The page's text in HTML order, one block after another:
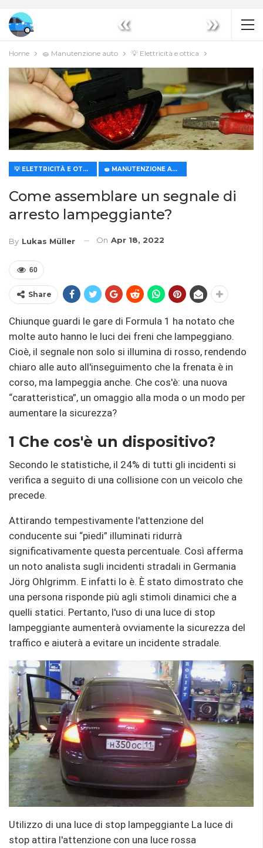
« »
Home 🧽 Manutenzione auto 💡 Elettricità e ottica
💡 ELETTRICITÀ E OTTICA 🧽 MANUTENZIONE AUTO
Come assemblare un segnale di
arresto lampeggiante?
By Lukas Müller On Apr 18, 2022
60
Share
Chiunque guardi le gare di Formula 1 ha notato che
molte auto hanno le luci dei freni che lampeggiano.
Cioè, il segnale non solo si illumina di rosso, rendendo
chiaro alle auto all'inseguimento che la frenata è in
corso, ma lampeggia anche. Che cos'è: una nuova
“caratteristica”, un omaggio alla moda o un modo per
aumentare la sicurezza?
1 Che cos'è un dispositivo?
Secondo le statistiche, il 24% di tutti gli incidenti si
verifica a seguito di una collisione con un veicolo che
precede.
Attirando tempestivamente l'attenzione del
conducente sui “piedi” illuminati ridurrà
significativamente questa percentuale. Così afferma
un noto analista sugli incidenti stradali in Germania
Jörg Ohlgrimm. E infatti lo è. È stato dimostrato che
una persona risponde più agli stimoli dinamici che a
quelli statici. Pertanto, l'uso di una luce di stop
lampeggiante aumenterà ovviamente la sicurezza del
traffico e aiuterà a evitare un incidente stradale.
Utilizzo di una luce di stop lampeggiante La luce di
stop attira l'attenzione con una luce rossa